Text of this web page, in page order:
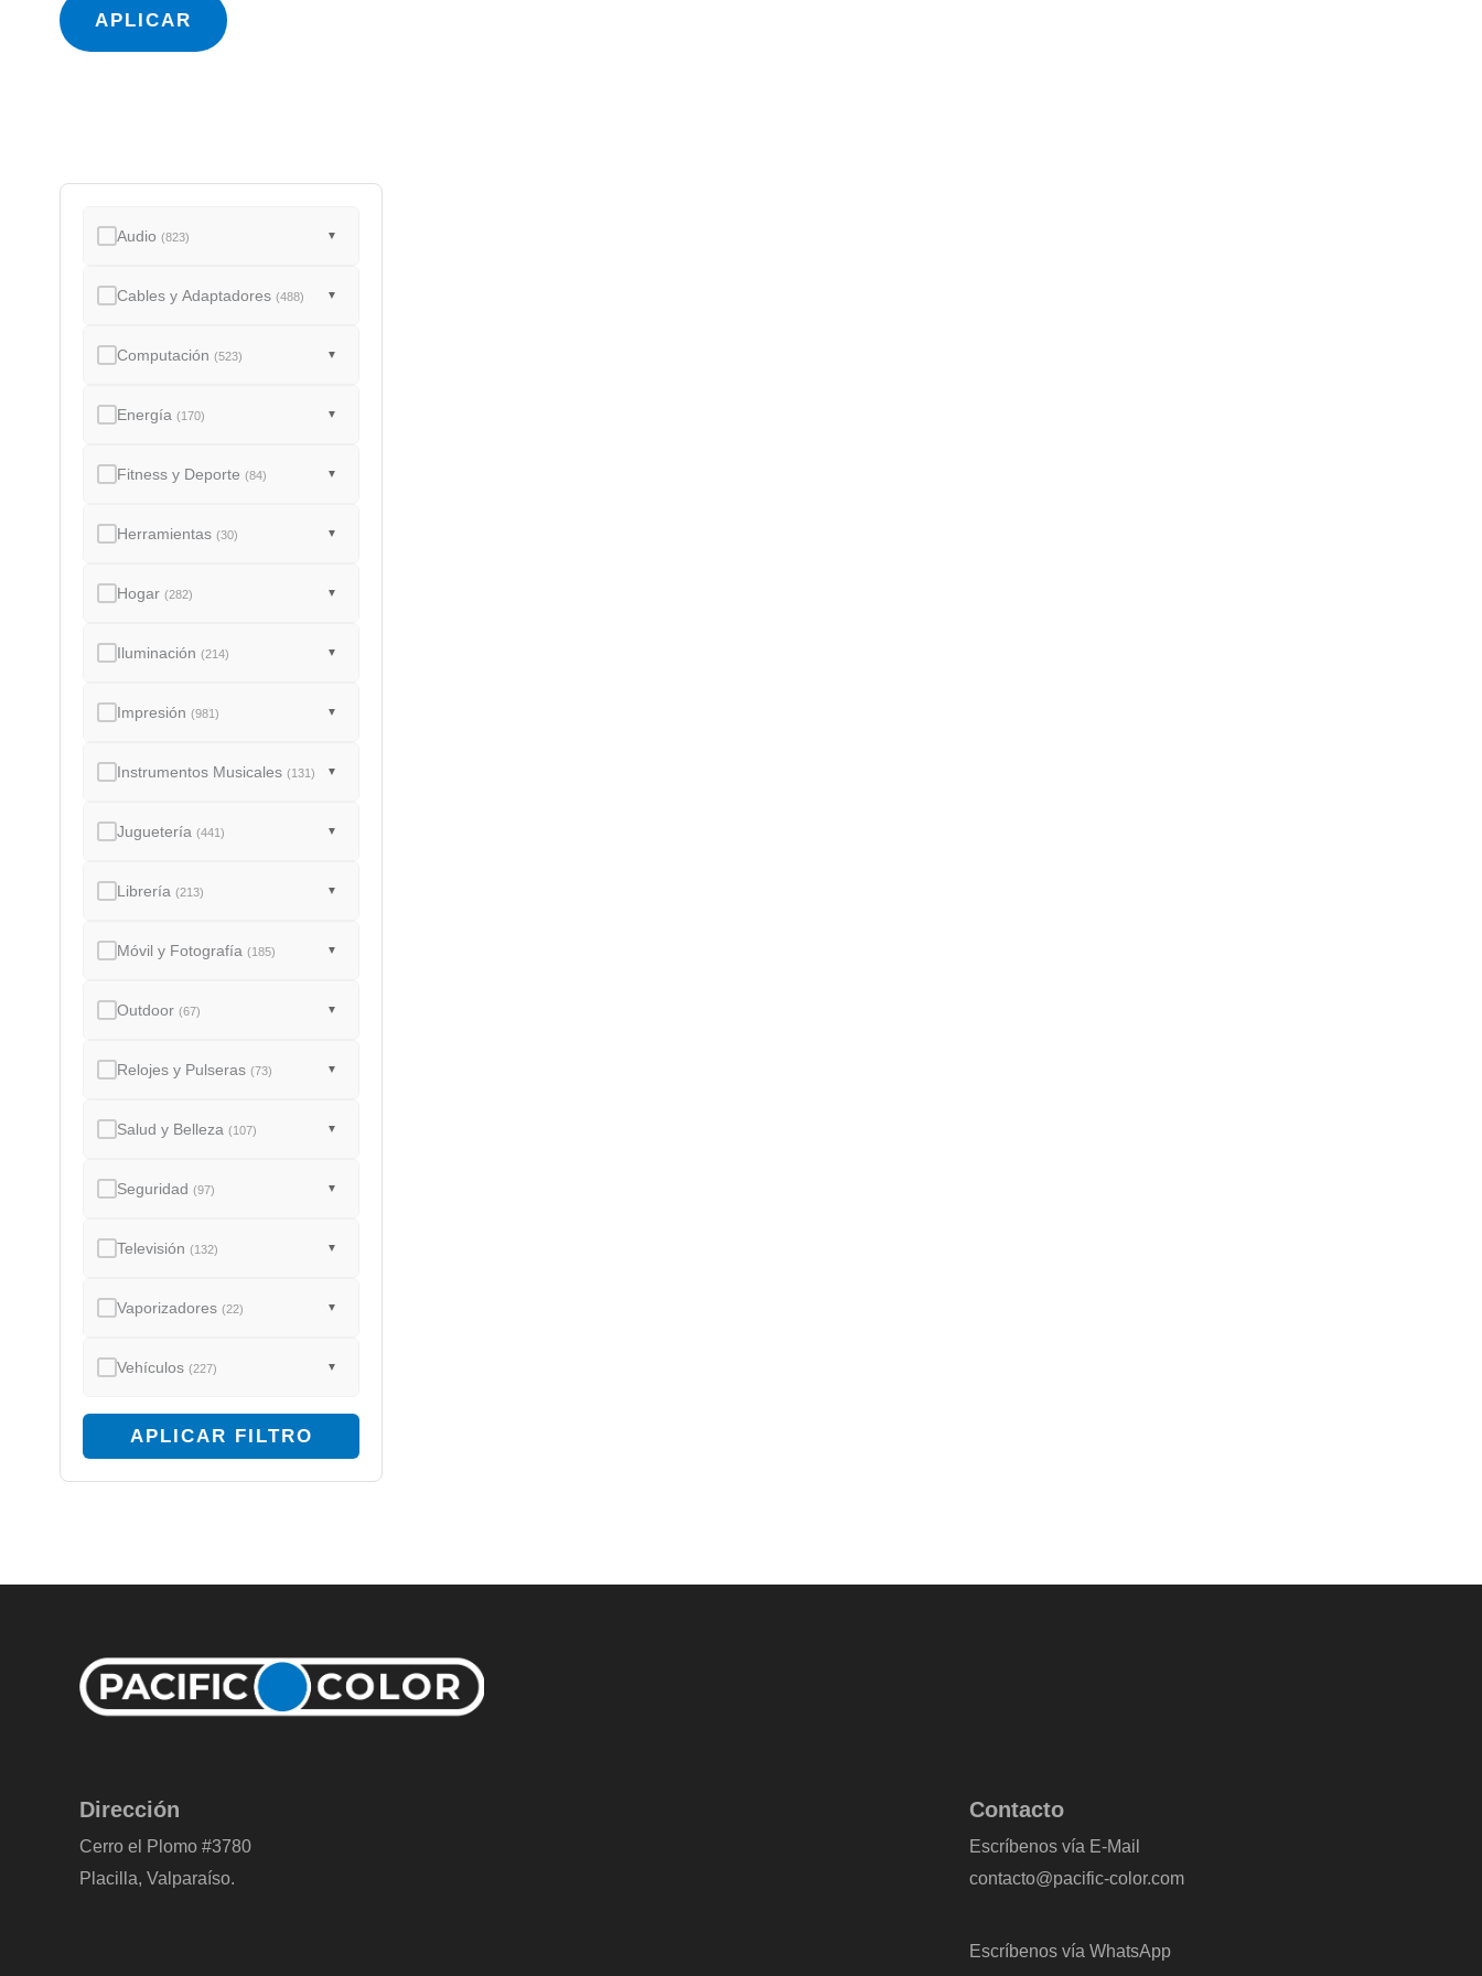
APLICAR
Audio (823) ▼
Cables y Adaptadores (488) ▼
Computación (523) ▼
Energía (170) ▼
Fitness y Deporte (84) ▼
Herramientas (30) ▼
Hogar (282) ▼
Iluminación (214) ▼
Impresión (981) ▼
Instrumentos Musicales (131) ▼
Juguetería (441) ▼
Librería (213) ▼
Móvil y Fotografía (185) ▼
Outdoor (67) ▼
Relojes y Pulseras (73) ▼
Salud y Belleza (107) ▼
Seguridad (97) ▼
Televisión (132) ▼
Vaporizadores (22) ▼
Vehículos (227) ▼
APLICAR FILTRO
Dirección
Cerro el Plomo #3780
Placilla, Valparaíso.
Contacto
Escríbenos vía E-Mail
contacto@pacific-color.com
Escríbenos vía WhatsApp